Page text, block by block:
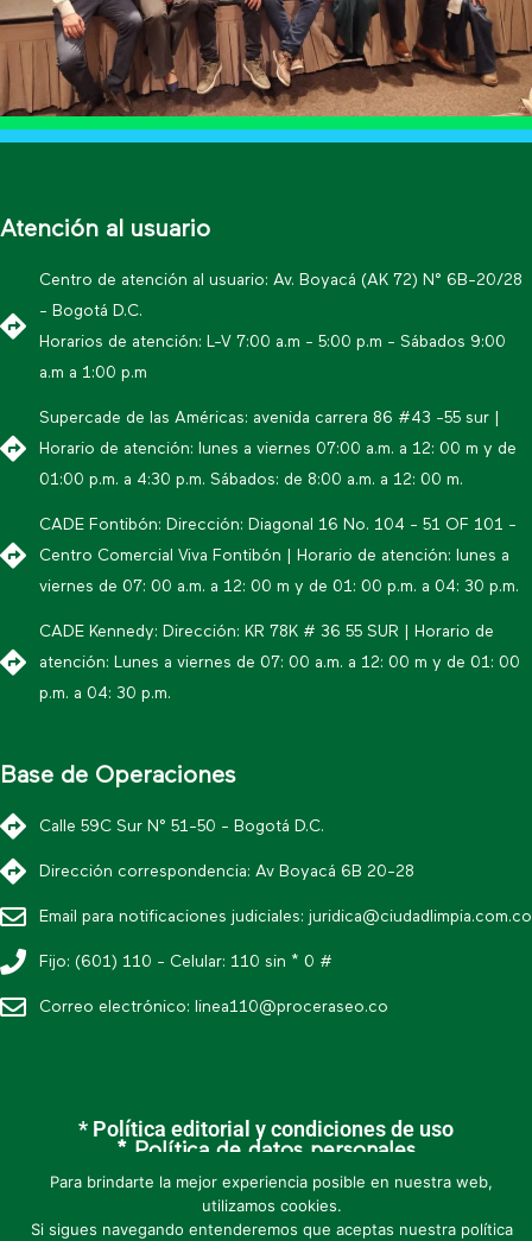
Atención al usuario
Centro de atención al usuario: Av. Boyacá (AK 72) N° 6B-20/28
- Bogotá D.C.
Horarios de atención: L-V 7:00 a.m - 5:00 p.m - Sábados 9:00
a.m a 1:00 p.m
Supercade de las Américas: avenida carrera 86 #43 -55 sur |
Horario de atención: lunes a viernes 07:00 a.m. a 12: 00 m y de
01:00 p.m. a 4:30 p.m. Sábados: de 8:00 a.m. a 12: 00 m.
CADE Fontibón: Dirección: Diagonal 16 No. 104 - 51 OF 101 -
Centro Comercial Viva Fontibón | Horario de atención: lunes a
viernes de 07: 00 a.m. a 12: 00 m y de 01: 00 p.m. a 04: 30 p.m.
CADE Kennedy: Dirección: KR 78K # 36 55 SUR | Horario de
atención: Lunes a viernes de 07: 00 a.m. a 12: 00 m y de 01: 00
p.m. a 04: 30 p.m.
Base de Operaciones
Calle 59C Sur N° 51-50 - Bogotá D.C.
Dirección correspondencia: Av Boyacá 6B 20-28
Email para notificaciones judiciales: juridica@ciudadlimpia.com.co
Fijo: (601) 110 - Celular: 110 sin * 0 #
Correo electrónico: linea110@proceraseo.co
* Política editorial y condiciones de uso
* Política de datos personales
* Mapa de sitio
Para brindarte la mejor experiencia posible en nuestra web,
utilizamos cookies.
Si sigues navegando entenderemos que aceptas nuestra política